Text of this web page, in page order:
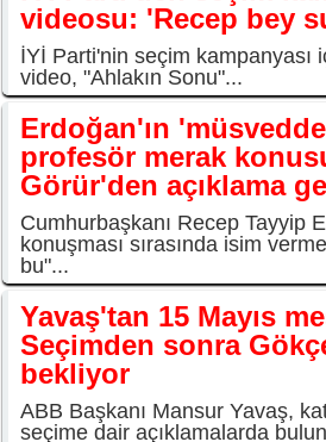
videosu: 'Recep bey
İYİ Parti'nin seçim kampanyası
video, "Ahlakın Sonu"...
Erdoğan'ın
profesör merak
Görür'den açıklama
Cumhurbaşkanı Recep Tayyip
konuşması sırasında isim
bu"...
Yavaş'tan 15 Mayıs
Seçimden sonra
bekliyor
ABB Başkanı Mansur Yavaş,
seçime dair açıklamalarda